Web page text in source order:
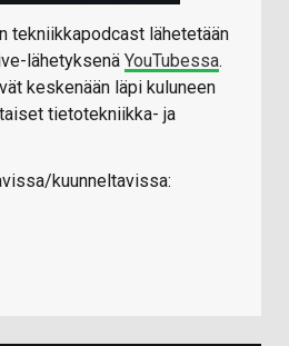
tekniikkapodcast lähetetään
lähetyksenä YouTubessa.
keskenään läpi kuluneen
tietotekniikka- ja
kuunneltavissa: